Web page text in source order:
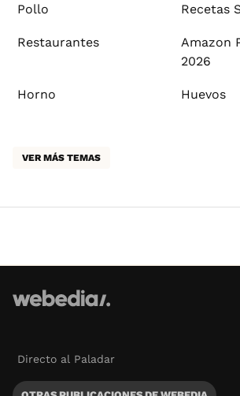
Pollo Recetas
Restaurantes
Amazon
2026
Horno Huevos
VER MÁS TEMAS
Directo al Paladar